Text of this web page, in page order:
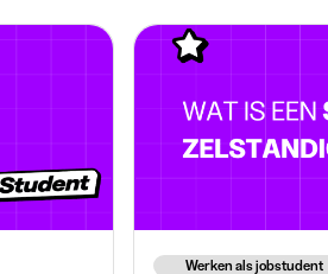
Werken als jobstudent